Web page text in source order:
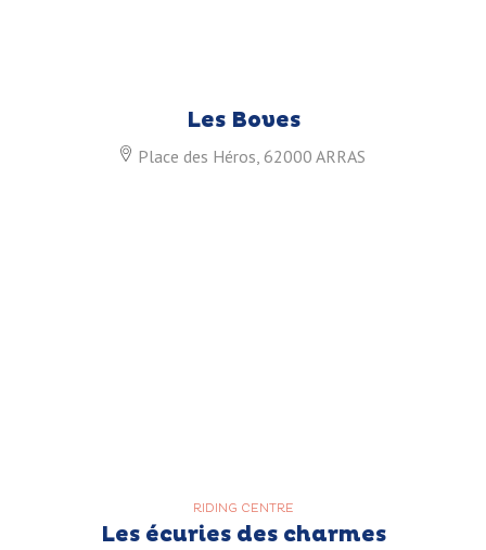
Les Boves
Place des Héros, 62000 ARRAS
RIDING CENTRE
Les écuries des charmes